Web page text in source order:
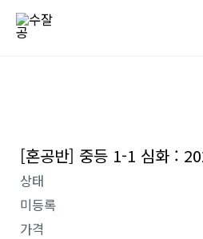
[혼공반] 중등 1-1 심화 :
상태
미등록
가격